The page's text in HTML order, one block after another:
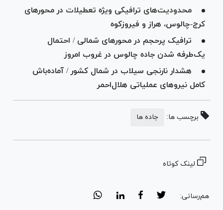
محدودیت‌های ترافیکی ویژه تعطیلات در محور‌های
کرج-چالوس، هراز و فیروزکوه
ترافیک پرحجم در محور‌های شمالی / احتمال
یک‌طرفه شدن جاده چالوس در غروب امروز
هشدار نارنجی سیلاب در شمال کشور / آماده‌باش
کامل نیرو‌های عملیاتی هلال‌احمر
برچسب ها: جاده ها
لینک کوتاه
هم‌رسانی: